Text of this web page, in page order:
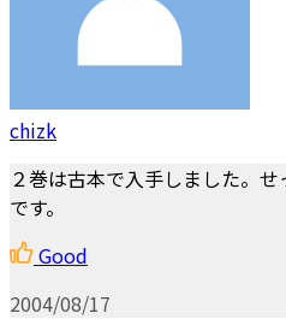
chizk
２巻は古本で入手しました。
です。
Good
2004/08/17